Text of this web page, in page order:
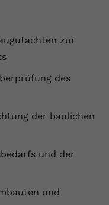
zur
des
der baulichen
und der
und
gesetzte Cookie
welche
ID, um